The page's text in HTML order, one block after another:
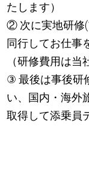
たします）
② 次に実地研修
同行してお仕事
（研修費用は当
③ 最後は事後研
い、国内・海外
取得して添乗員